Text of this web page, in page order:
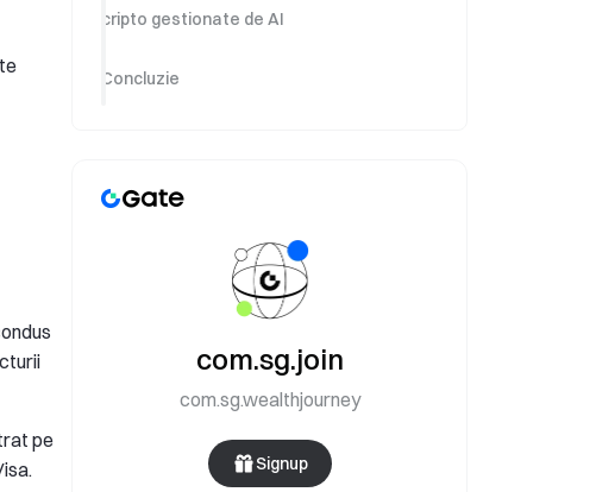
pe
cripto gestionate de AI
Concluzie
com.sg.join
com.sg.wealthjourney
Signup